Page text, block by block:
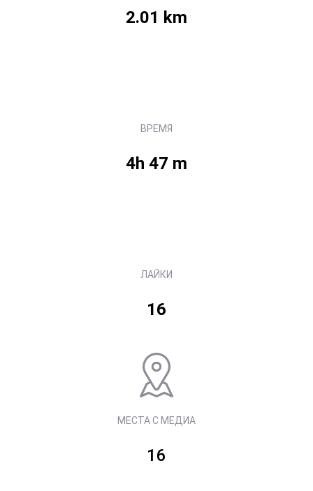
2.01 km
ВРЕМЯ
4h 47 m
ЛАЙКИ
16
МЕСТА С МЕДИА
16